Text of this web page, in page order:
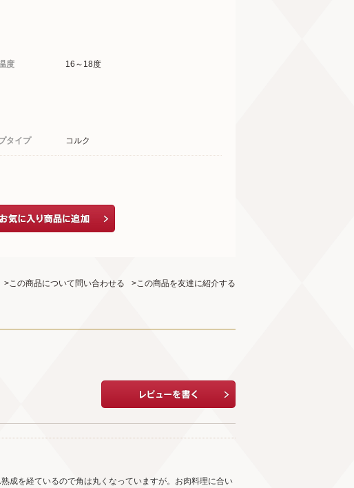
度 16～18度
タイプ コルク
>この商品について問い合わせる >この商品を友達に紹介する
成を経ているので角は丸くなっていますが。お肉料理に合い